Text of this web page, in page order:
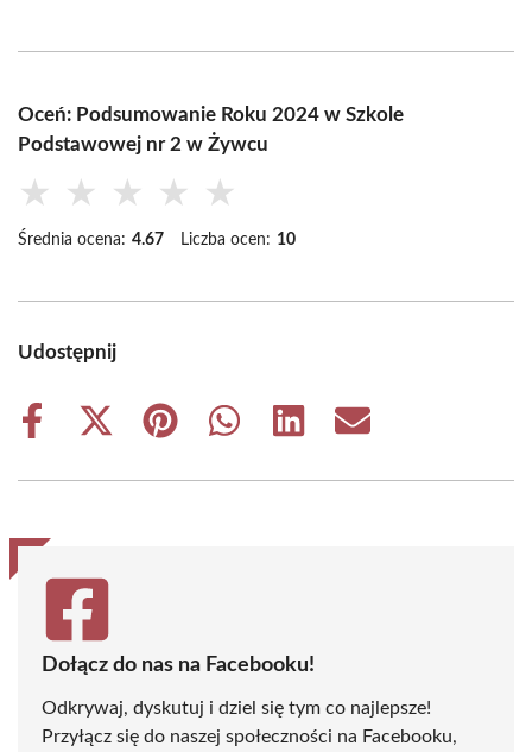
Oceń: Podsumowanie Roku 2024 w Szkole
Podstawowej nr 2 w Żywcu
★ ★ ★ ★ ★
Średnia ocena: 4.67 Liczba ocen: 10
Udostępnij
Share
Share
(Twitter)
Share
Share
Share
Share
Dołącz do nas na Facebooku!
Odkrywaj, dyskutuj i dziel się tym co najlepsze!
Przyłącz się do naszej społeczności na Facebooku,